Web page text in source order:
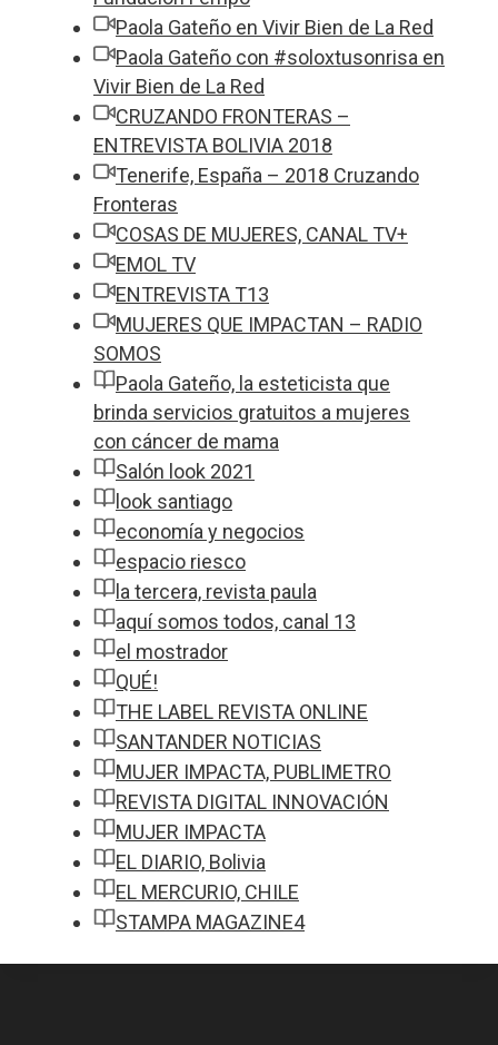
Paola Gateño en Vivir Bien de La Red
Paola Gateño con #soloxtusonrisa en
Vivir Bien de La Red
CRUZANDO FRONTERAS –
ENTREVISTA BOLIVIA 2018
Tenerife, España – 2018 Cruzando
Fronteras
COSAS DE MUJERES, CANAL TV+
EMOL TV
ENTREVISTA T13
MUJERES QUE IMPACTAN – RADIO
SOMOS
Paola Gateño, la esteticista que
brinda servicios gratuitos a mujeres
con cáncer de mama
Salón look 2021
look santiago
economía y negocios
espacio riesco
la tercera, revista paula
aquí somos todos, canal 13
el mostrador
QUÉ!
THE LABEL REVISTA ONLINE
SANTANDER NOTICIAS
MUJER IMPACTA, PUBLIMETRO
REVISTA DIGITAL INNOVACIÓN
MUJER IMPACTA
EL DIARIO, Bolivia
EL MERCURIO, CHILE
STAMPA MAGAZINE4